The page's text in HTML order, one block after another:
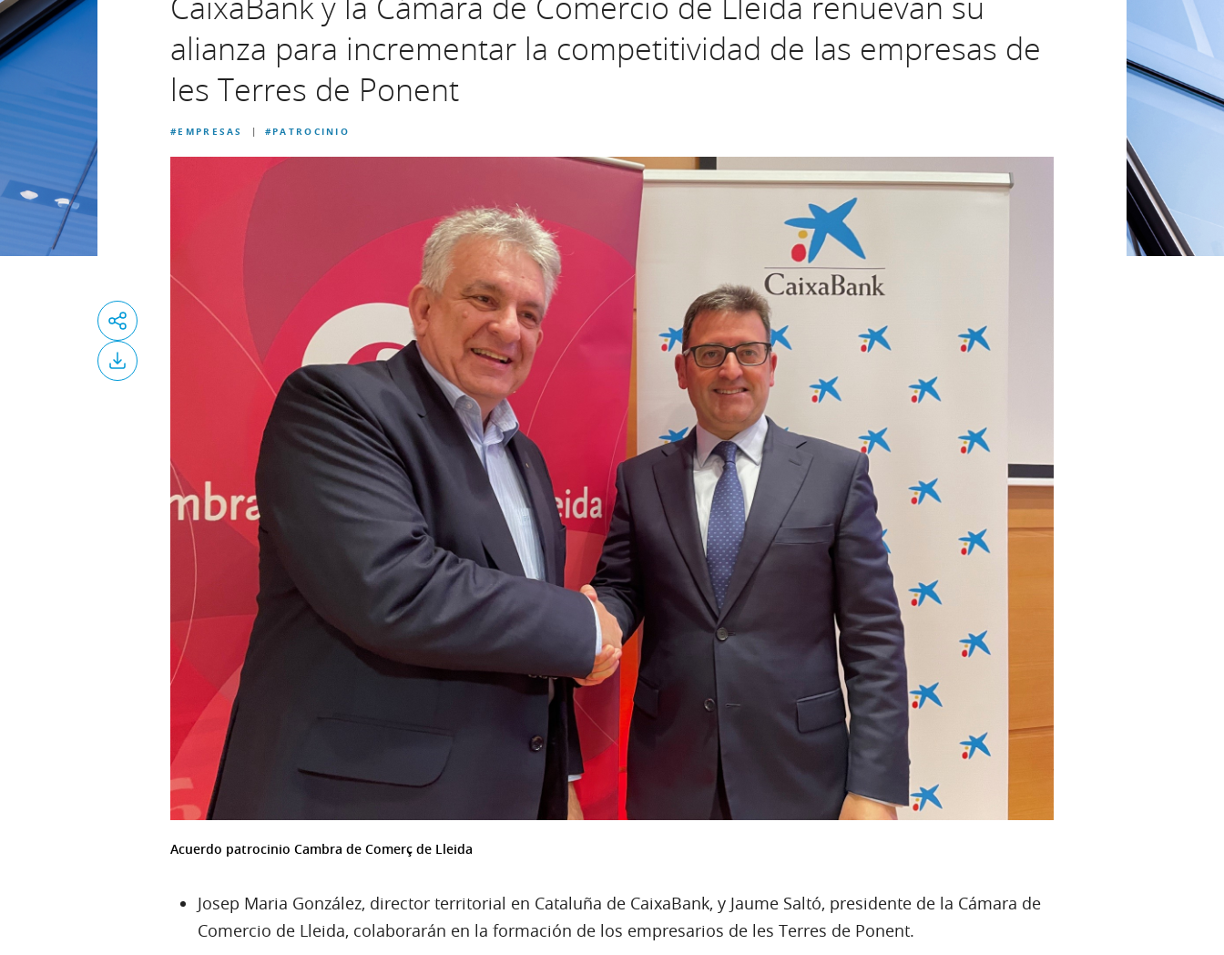
alianza para incrementar la competitividad de las empresas de
les Terres de Ponent
#EMPRESAS #PATROCINIO
Acuerdo patrocinio Cambra de Comerç de Lleida
Josep Maria González, director territorial en Cataluña de CaixaBank, y Jaume Saltó, presidente de la Cámara de
Comercio de Lleida, colaborarán en la formación de los empresarios de les Terres de Ponent.